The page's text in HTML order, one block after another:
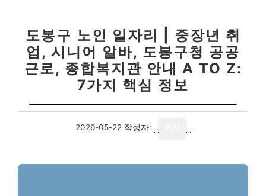
도봉구 노인 일자리 | 중장년 취
업, 시니어 알바, 도봉구청 공공
근로, 종합복지관 안내 A TO Z:
7가지 핵심 정보
2026-05-22 작성자: